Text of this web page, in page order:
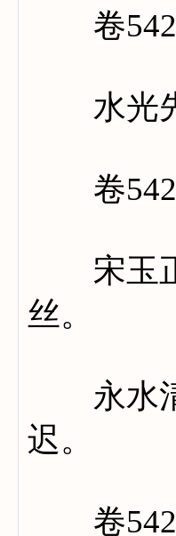
卷
水光先
卷
宋玉正
丝。
永水清
迟。
卷